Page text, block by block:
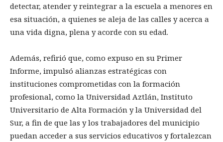
detectar, atender y reintegrar a la escuela a menores en
esa situación, a quienes se aleja de las calles y acerca a
una vida digna, plena y acorde con su edad.
Además, refirió que, como expuso en su Primer
Informe, impulsó alianzas estratégicas con
instituciones comprometidas con la formación
profesional, como la Universidad Aztlán, Instituto
Universitario de Alta Formación y la Universidad del
Sur, a fin de que las y los trabajadores del municipio
puedan acceder a sus servicios educativos y fortalezcan